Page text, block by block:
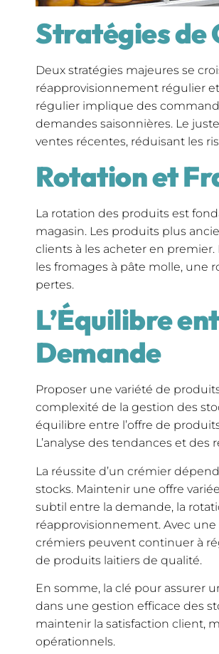
Stratégies de
Deux stratégies majeures se
réapprovisionnement régulier
régulier implique des
demandes saisonnières. Le
ventes récentes, réduisant les
Rotation et
La rotation des produits est
magasin. Les produits plus
clients à les acheter en
les fromages à pâte molle, une
pertes.
L’Équilibre
Demande
Proposer une variété de
complexité de la gestion des
équilibre entre l’offre de
L’analyse des tendances et
La réussite d’un crémier
stocks. Maintenir une offre
subtil entre la demande, la
réapprovisionnement. Avec
crémiers peuvent continuer à
de produits laitiers de qualité.
En somme, la clé pour assurer
dans une gestion efficace des
maintenir la satisfaction client,
opérationnels.